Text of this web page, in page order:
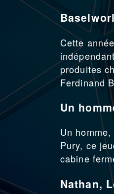
Cette
produites
Ferdinand
Un
Un
Pury, ce
cabine
Nathan,